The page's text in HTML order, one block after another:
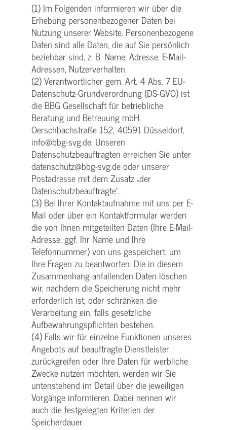
(1) Im Folgenden informieren wir über die
Erhebung personenbezogener Daten bei
Nutzung unserer Website. Personenbezogene
Daten sind alle Daten, die auf Sie persönlich
beziehbar sind, z. B. Name, Adresse, E-Mail-
Adressen, Nutzerverhalten.
(2) Verantwortlicher gem. Art. 4 Abs. 7 EU-
Datenschutz-Grundverordnung (DS-GVO) ist
die BBG Gesellschaft für betriebliche
Beratung und Betreuung mbH,
Oerschbachstraße 152, 40591 Düsseldorf,
info@bbg-svg.de. Unseren
Datenschutzbeauftragten erreichen Sie unter
datenschutz@bbg-svg.de oder unserer
Postadresse mit dem Zusatz „der
Datenschutzbeauftragte“.
(3) Bei Ihrer Kontaktaufnahme mit uns per E-
Mail oder über ein Kontaktformular werden
die von Ihnen mitgeteilten Daten (Ihre E-Mail-
Adresse, ggf. Ihr Name und Ihre
Telefonnummer) von uns gespeichert, um
Ihre Fragen zu beantworten. Die in diesem
Zusammenhang anfallenden Daten löschen
wir, nachdem die Speicherung nicht mehr
erforderlich ist, oder schränken die
Verarbeitung ein, falls gesetzliche
Aufbewahrungspflichten bestehen.
(4) Falls wir für einzelne Funktionen unseres
Angebots auf beauftragte Dienstleister
zurückgreifen oder Ihre Daten für werbliche
Zwecke nutzen möchten, werden wir Sie
untenstehend im Detail über die jeweiligen
Vorgänge informieren. Dabei nennen wir
auch die festgelegten Kriterien der
Speicherdauer.